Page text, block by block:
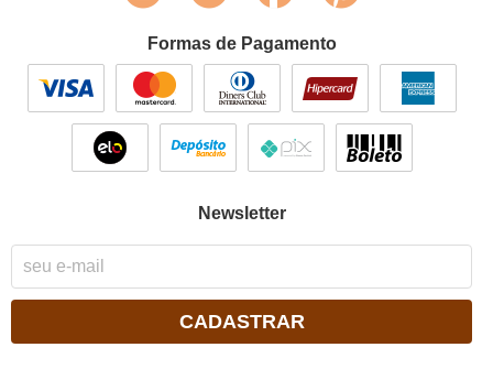
Formas de Pagamento
Newsletter
CADASTRAR